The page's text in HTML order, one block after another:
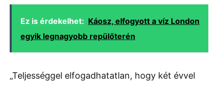
Ez is érdekelhet: Káosz, elfogyott a víz London
egyik legnagyobb repülőterén
„Teljességgel elfogadhatatlan, hogy két évvel